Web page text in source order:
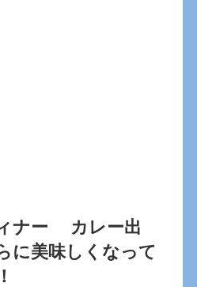
ナー カレー出
に美味しくなって